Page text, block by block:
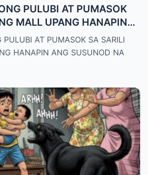
PULUBI AT PUMASOK
MALL UPANG HANAPIN
NA
PULUBI AT PUMASOK SA SARILI
HANAPIN ANG SUSUNOD NA